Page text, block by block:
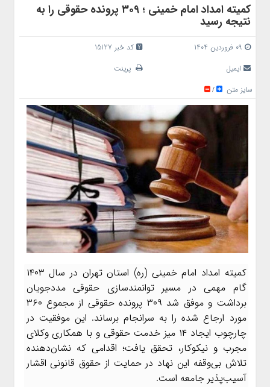
کمیته امداد امام خمینی ؛ ۳۰۹ پرونده حقوقی را به
نتیجه رسید
09 فروردین 1404
کد خبر 15127
ایمیل
پرینت
سایز متن
/
کمیته امداد امام خمینی (ره) استان تهران در سال ۱۴۰۳
گام مهمی در مسیر توانمندسازی حقوقی مددجویان
برداشت و موفق شد ۳۰۹ پرونده حقوقی از مجموع ۳۶۰
مورد ارجاع شده را به سرانجام برساند. این موفقیت در
چارچوب ایجاد ۱۴ میز خدمت حقوقی و با همکاری وکلای
مجرب و نیکوکار، تحقق یافت؛ اقدامی که نشان‌دهنده
تلاش بی‌وقفه این نهاد در حمایت از حقوق قانونی اقشار
آسیب‌پذیر جامعه است.